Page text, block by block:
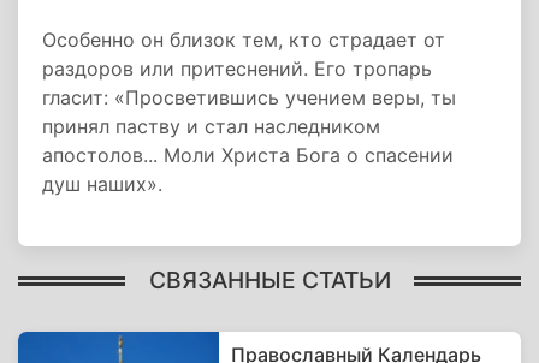
Особенно он близок тем, кто страдает от
раздоров или притеснений. Его тропарь
гласит: «Просветившись учением веры, ты
принял паству и стал наследником
апостолов... Моли Христа Бога о спасении
душ наших».
СВЯЗАННЫЕ СТАТЬИ
Православный Календарь